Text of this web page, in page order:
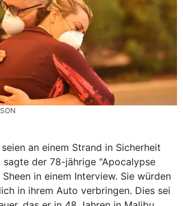
an einem Strand in Sicherheit
der 78-jährige "Apocalypse
in einem Interview. Sie würden
in ihrem Auto verbringen. Dies sei